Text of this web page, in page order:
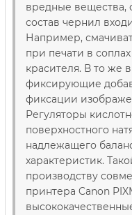
вредные вещества,
состав чернил
Например,
при печати в
красителя. В то же
фиксирующие
фиксации
Регуляторы
поверхностного
надлежащего
характеристик.
производству
принтера Canon